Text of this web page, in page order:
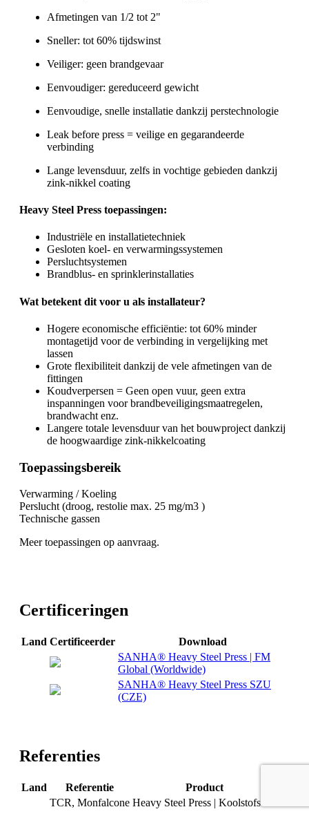
Afmetingen van 1/2 tot 2"
Sneller: tot 60% tijdswinst​
Veiliger: geen brandgevaar​
Eenvoudiger: gereduceerd gewicht​
Eenvoudige, snelle installatie dankzij perstechnologie
Leak before press = veilige en gegarandeerde
verbinding​
Lange levensduur, zelfs in vochtige gebieden dankzij
zink-nikkel coating
Heavy Steel Press toepassingen:
Industriële en installatietechniek ​
Gesloten koel- en verwarmingssystemen ​
Persluchtsystemen ​
Brandblus- en sprinklerinstallaties ​
Wat betekent dit voor u als installateur?
Hogere economische efficiëntie: tot 60% minder
montagetijd voor de verbinding in vergelijking met
lassen
Grote flexibiliteit dankzij de vele afmetingen van de
fittingen
Koudverpersen = Geen open vuur, geen extra
inspanningen voor brandbeveiligingsmaatregelen,
brandwacht enz.
Langere totale levensduur van het bouwproject dankzij
de hoogwaardige zink-nikkelcoating
Toepassingsbereik
Verwarming / Koeling
Perslucht (droog, restolie max. 25 mg/m3 )
Technische gassen
Meer toepassingen op aanvraag.
Certificeringen
Land Certificeerder
Download
SANHA® Heavy Steel Press | FM
Global (Worldwide)
SANHA® Heavy Steel Press SZU
(CZE)
Referenties
Land Referentie
Product
TCR, Monfalcone Heavy Steel Press | Koolstofstaal